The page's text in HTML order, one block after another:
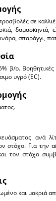
σε
σπαράγγι,
β/ο.
υγρό (EC).
ανά
στόχο. Για την
τον στόχο
και μακριά